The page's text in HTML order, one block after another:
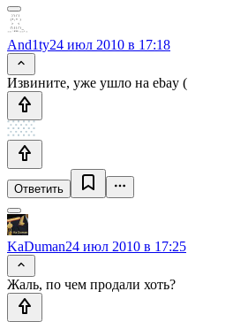
And1ty24 июл 2010 в 17:18
Извините, уже ушло на ebay (
Ответить
KaDuman24 июл 2010 в 17:25
Жаль, по чем продали хоть?